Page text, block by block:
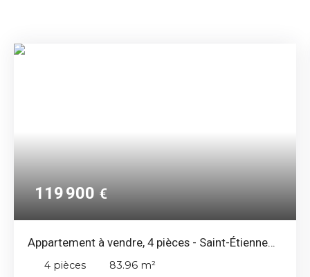
119 900€
Appartement à vendre, 4 pièces - Saint-Étienne
42000
4 pièces 83.96 m²